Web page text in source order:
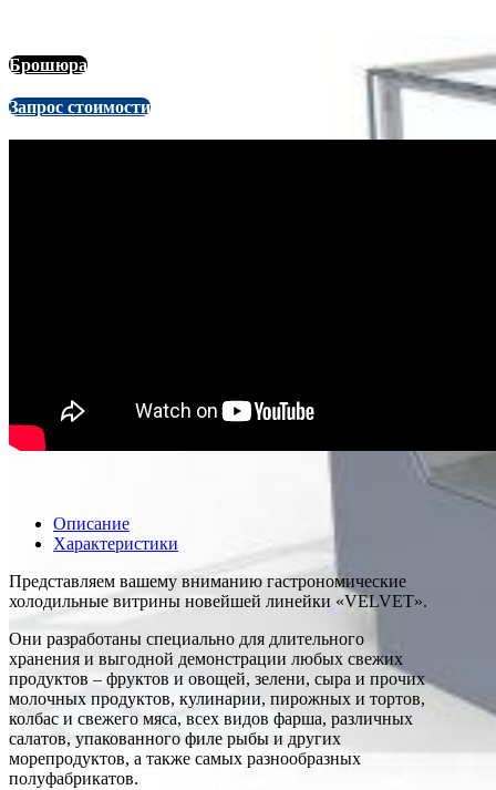
Брошюра
Запрос стоимости
Описание
Характеристики
Представляем вашему вниманию гастрономические
холодильные витрины новейшей линейки «VELVET».
Они разработаны специально для длительного
хранения и выгодной демонстрации любых свежих
продуктов – фруктов и овощей, зелени, сыра и прочих
молочных продуктов, кулинарии, пирожных и тортов,
колбас и свежего мяса, всех видов фарша, различных
салатов, упакованного филе рыбы и других
морепродуктов, а также самых разнообразных
полуфабрикатов.